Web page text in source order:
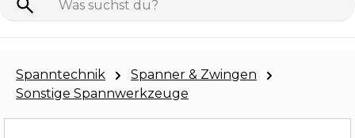
Spanntechnik
Spanner & Zwingen
Sonstige Spannwerkzeuge